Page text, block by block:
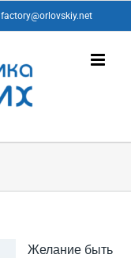
factory@orlovskiy.net
Желание быть